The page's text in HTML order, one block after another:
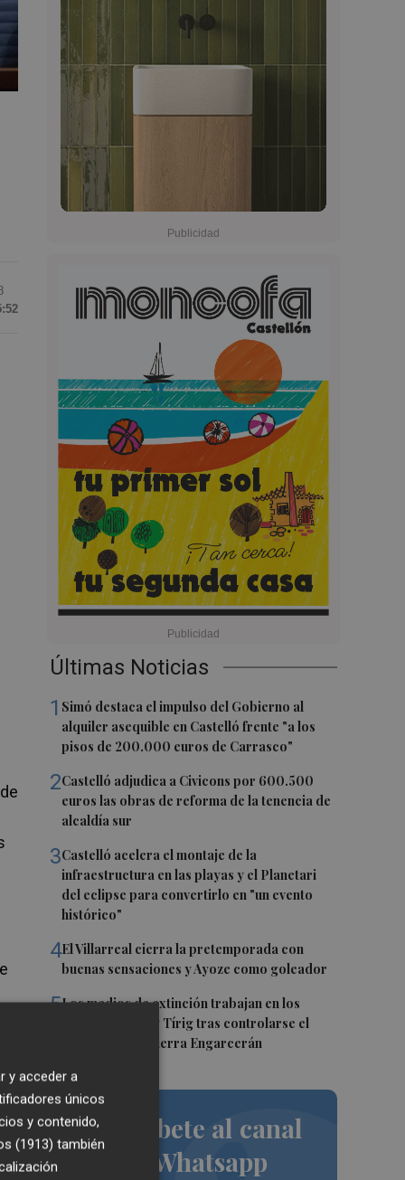
Últimas Noticias
1 Simó destaca el impulso del Gobierno al
alquiler asequible en Castelló frente "a los
pisos de 200.000 euros de Carrasco"
2Castelló adjudica a Civicons por 600.500
euros las obras de reforma de la tenencia de
alcaldía sur
3Castelló acelera el montaje de la
infraestructura en las playas y el Planetari
del eclipse para convertirlo en "un evento
histórico"
4El Villarreal cierra la pretemporada con
buenas sensaciones y Ayoze como goleador
5Los medios de extinción trabajan en los
frentes de Catí y Tírig tras controlarse el
incendio de la Sierra Engarcerán
Suscríbete al canal
de Whatsapp
y acceder a
únicos
y contenido,
(1913) también